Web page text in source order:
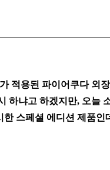
적용된 파이어쿠다 외
하냐고 하겠지만, 오늘
스페셜 에디션 제품